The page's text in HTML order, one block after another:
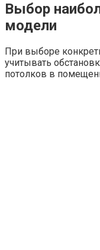
Выбор
модели
При выборе
учитывать
потолков в